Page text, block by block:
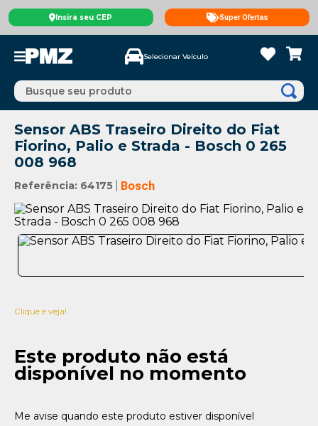
Insira seu CEP Super Ofertas
Selecionar Veículo
Busque seu produto
Sensor ABS Traseiro Direito do Fiat
Fiorino, Palio e Strada - Bosch 0 265
008 968
Referência: 64175 Bosch
Clique e veja!
Este produto não está
disponível no momento